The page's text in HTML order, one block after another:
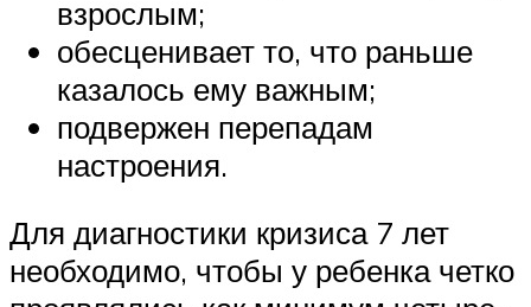
взрослым;
обесценивает то, что раньше
казалось ему важным;
подвержен перепадам
настроения.
Для диагностики кризиса 7 лет
необходимо, чтобы у ребенка четко